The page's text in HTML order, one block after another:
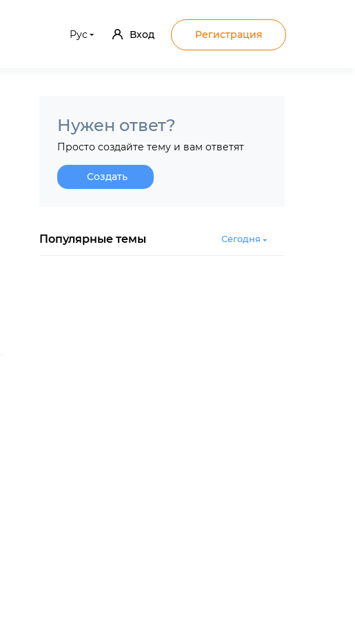
Рус Вход Регистрация
Нужен ответ?
Просто создайте тему и вам ответят
Создать
Популярные темы Сегодня